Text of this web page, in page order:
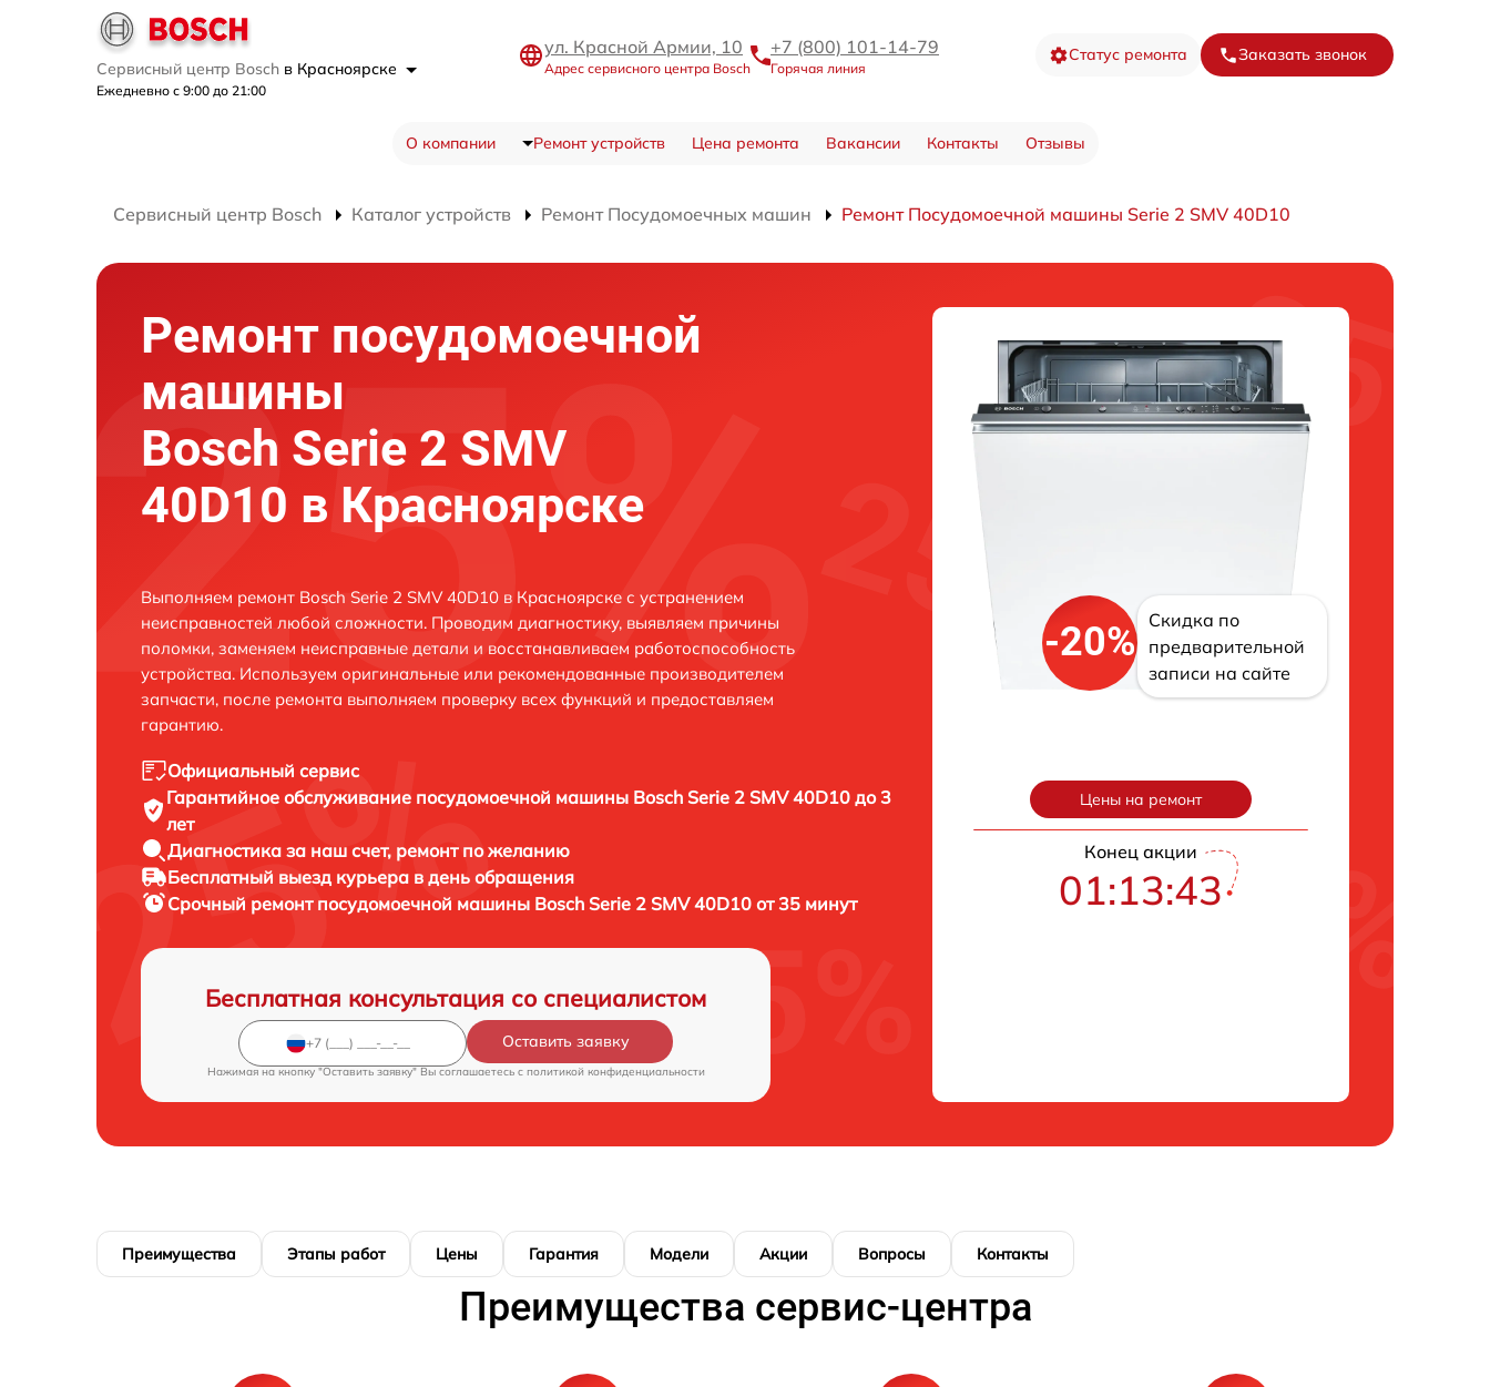
Сервисный центр Bosch в Красноярске
Ежедневно с 9:00 до 21:00
ул. Красной Армии, 10
Адрес сервисного центра Bosch
+7 (800) 101-14-79
Горячая линия
Статус ремонта Заказать звонок
О компании Ремонт устройств Цена ремонта Вакансии Контакты Отзывы
Сервисный центр Bosch Каталог устройств Ремонт Посудомоечных машин Ремонт Посудомоечной машины Serie 2 SMV 40D10
Ремонт посудомоечной
машины
Bosch Serie 2 SMV
40D10 в Красноярске
Выполняем ремонт Bosch Serie 2 SMV 40D10 в Красноярске с устранением
неисправностей любой сложности. Проводим диагностику, выявляем причины
поломки, заменяем неисправные детали и восстанавливаем работоспособность
устройства. Используем оригинальные или рекомендованные производителем
запчасти, после ремонта выполняем проверку всех функций и предоставляем
гарантию.
Официальный сервис
Гарантийное обслуживание посудомоечной машины Bosch Serie 2 SMV 40D10 до 3
лет
Диагностика за наш счет, ремонт по желанию
Бесплатный выезд курьера в день обращения
Срочный ремонт посудомоечной машины Bosch Serie 2 SMV 40D10 от 35 минут
Бесплатная консультация со специалистом
Оставить заявку
Нажимая на кнопку "Оставить заявку" Вы соглашаетесь c политикой конфиденциальности
-20%
Скидка по
предварительной
записи на сайте
Цены на ремонт
Конец акции
01:13:42
Преимущества Этапы работ Цены Гарантия Модели Акции Вопросы Контакты
Преимущества сервис-центра